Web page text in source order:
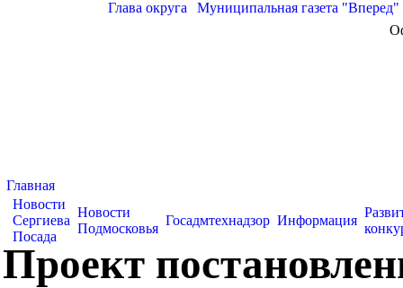
Глава округа Муниципальная газета "Вперед"
Главная
Новости
Сергиева
Посада
Новости
Подмосковья
Госадмтехнадзор Информация
Проект